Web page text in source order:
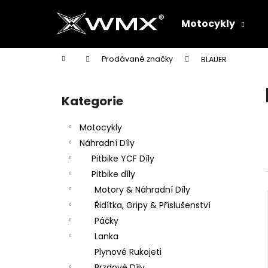
Motocykly
Domů Prodávané značky BLAUER
Přeskočit
kategorie
Kategorie
Motocykly
Náhradní Díly
Pitbike YCF Díly
Pitbike díly
Motory & Náhradní Díly
Řidítka, Gripy & Příslušenství
Páčky
Lanka
Plynové Rukojeti
í
Zpět
do
Zpět
do